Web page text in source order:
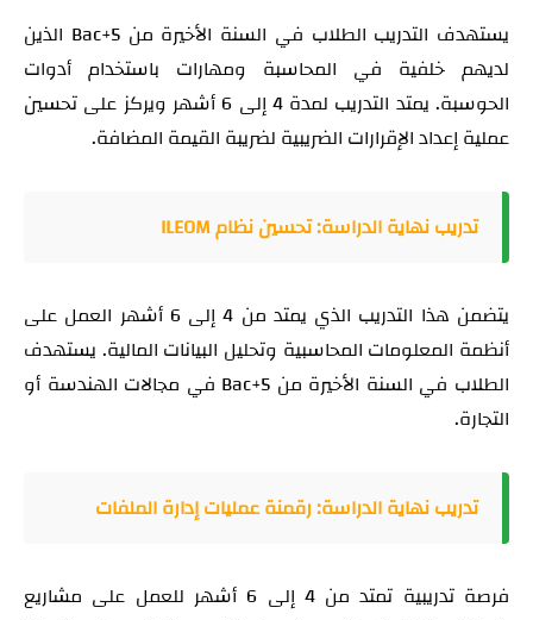
يستهدف التدريب الطلاب في السنة الأخيرة من Bac+5 الذين
لديهم خلفية في المحاسبة ومهارات باستخدام أدوات
الحوسبة. يمتد التدريب لمدة 4 إلى 6 أشهر ويركز على تحسين
عملية إعداد الإقرارات الضريبية لضريبة القيمة المضافة.
تدريب نهاية الدراسة: تحسين نظام ILEOM
يتضمن هذا التدريب الذي يمتد من 4 إلى 6 أشهر العمل على
أنظمة المعلومات المحاسبية وتحليل البيانات المالية. يستهدف
الطلاب في السنة الأخيرة من Bac+5 في مجالات الهندسة أو
التجارة.
تدريب نهاية الدراسة: رقمنة عمليات إدارة الملفات
فرصة تدريبية تمتد من 4 إلى 6 أشهر للعمل على مشاريع